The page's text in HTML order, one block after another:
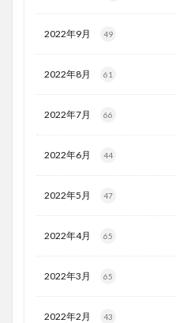
2022年9月 49
2022年8月 61
2022年7月 66
2022年6月 44
2022年5月 47
2022年4月 65
2022年3月 65
2022年2月 43